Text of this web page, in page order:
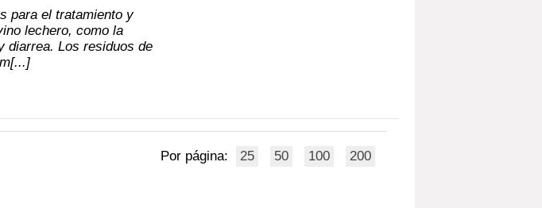
para el tratamiento y
lechero, como la
diarrea. Los residuos de
Por página: 25 50 100 200